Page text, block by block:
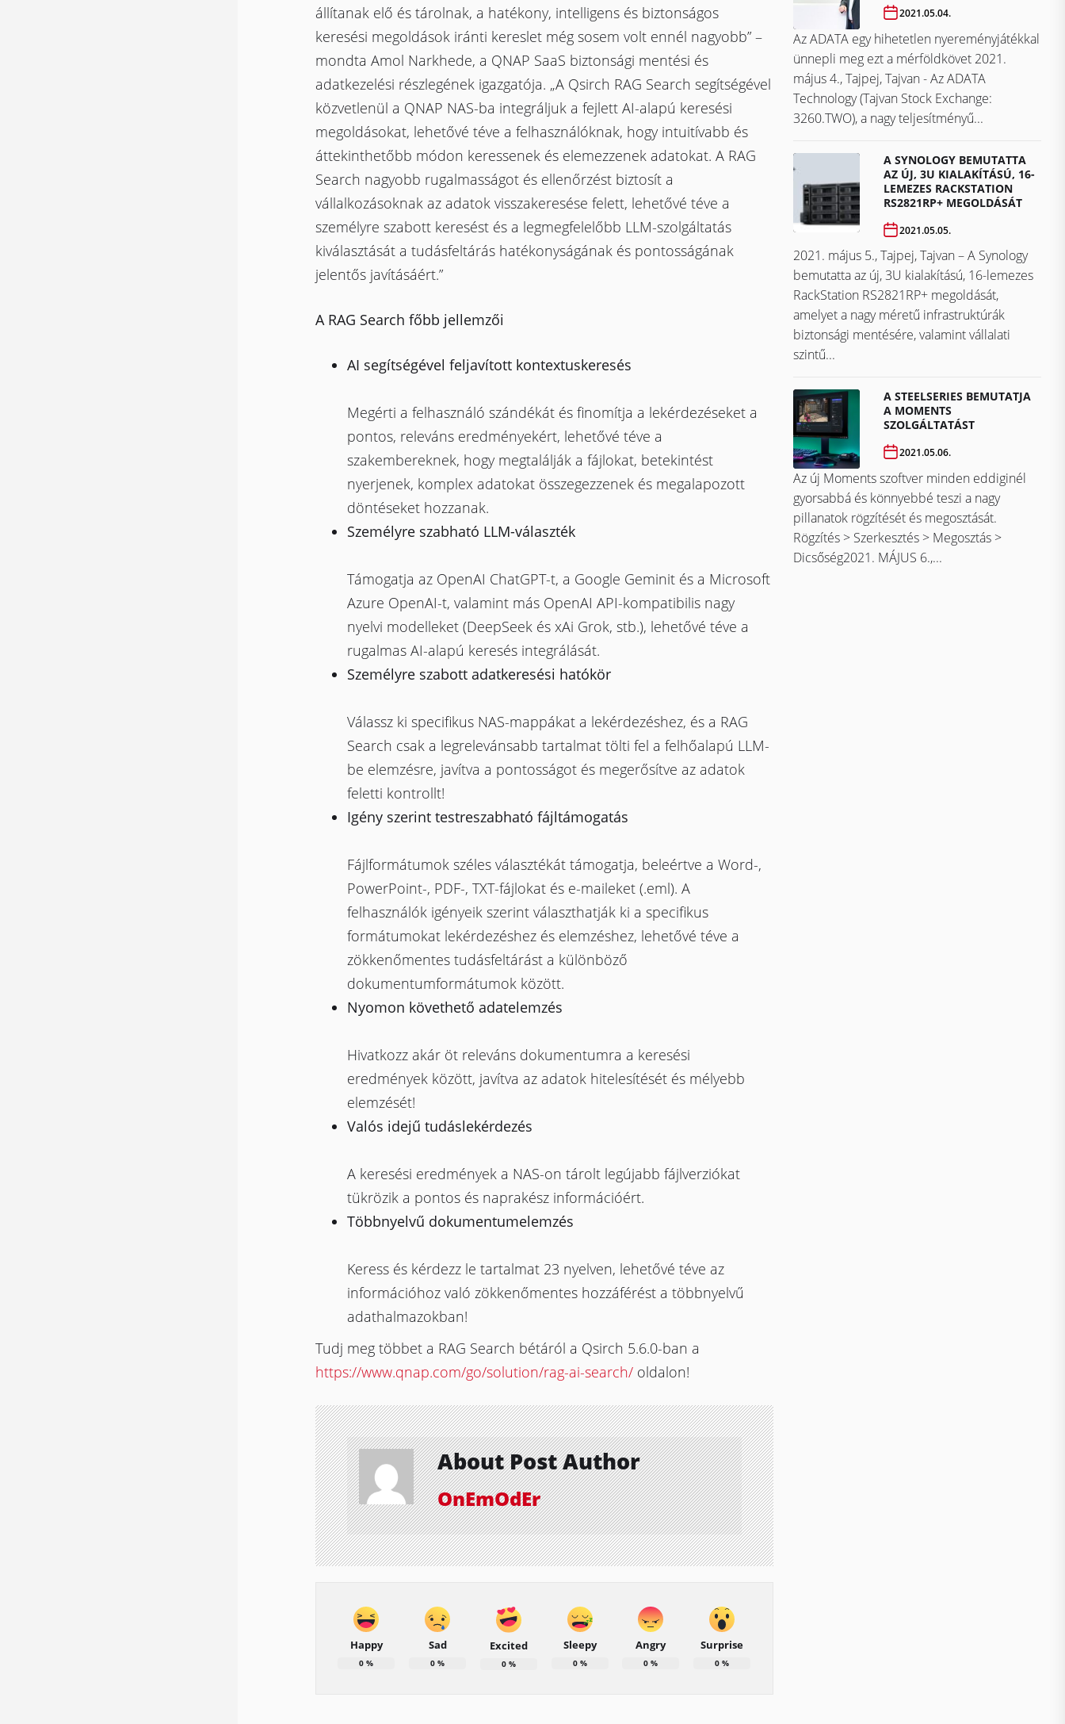
állítanak elő és tárolnak, a hatékony, intelligens és biztonságos
keresési megoldások iránti kereslet még sosem volt ennél nagyobb” –
mondta Amol Narkhede, a QNAP SaaS biztonsági mentési és
adatkezelési részlegének igazgatója. „A Qsirch RAG Search segítségével
közvetlenül a QNAP NAS-ba integráljuk a fejlett AI-alapú keresési
megoldásokat, lehetővé téve a felhasználóknak, hogy intuitívabb és
áttekinthetőbb módon keressenek és elemezzenek adatokat. A RAG
Search nagyobb rugalmasságot és ellenőrzést biztosít a
vállalkozásoknak az adatok visszakeresése felett, lehetővé téve a
személyre szabott keresést és a legmegfelelőbb LLM-szolgáltatás
kiválasztását a tudásfeltárás hatékonyságának és pontosságának
jelentős javításáért.”
A RAG Search főbb jellemzői
AI segítségével feljavított kontextuskeresés
Megérti a felhasználó szándékát és finomítja a lekérdezéseket a
pontos, releváns eredményekért, lehetővé téve a
szakembereknek, hogy megtalálják a fájlokat, betekintést
nyerjenek, komplex adatokat összegezzenek és megalapozott
döntéseket hozzanak.
Személyre szabható LLM-választék
Támogatja az OpenAI ChatGPT-t, a Google Geminit és a Microsoft
Azure OpenAI-t, valamint más OpenAI API-kompatibilis nagy
nyelvi modelleket (DeepSeek és xAi Grok, stb.), lehetővé téve a
rugalmas AI-alapú keresés integrálását.
Személyre szabott adatkeresési hatókör
Válassz ki specifikus NAS-mappákat a lekérdezéshez, és a RAG
Search csak a legrelevánsabb tartalmat tölti fel a felhőalapú LLM-
be elemzésre, javítva a pontosságot és megerősítve az adatok
feletti kontrollt!
Igény szerint testreszabható fájltámogatás
Fájlformátumok széles választékát támogatja, beleértve a Word-,
PowerPoint-, PDF-, TXT-fájlokat és e-maileket (.eml). A
felhasználók igényeik szerint választhatják ki a specifikus
formátumokat lekérdezéshez és elemzéshez, lehetővé téve a
zökkenőmentes tudásfeltárást a különböző
dokumentumformátumok között.
Nyomon követhető adatelemzés
Hivatkozz akár öt releváns dokumentumra a keresési
eredmények között, javítva az adatok hitelesítését és mélyebb
elemzését!
Valós idejű tudáslekérdezés
A keresési eredmények a NAS-on tárolt legújabb fájlverziókat
tükrözik a pontos és naprakész információért.
Többnyelvű dokumentumelemzés
Keress és kérdezz le tartalmat 23 nyelven, lehetővé téve az
információhoz való zökkenőmentes hozzáférést a többnyelvű
adathalmazokban!
Tudj meg többet a RAG Search bétáról a Qsirch 5.6.0-ban a
https://www.qnap.com/go/solution/rag-ai-search/oldalon!
About Post Author
OnEmOdEr
Happy
0 %
Sad
0 %
Excited
0%
Sleepy
0%
Angry
0 %
Surprise
0 %
2021.05.04.
Az ADATA egy hihetetlen nyereményjátékkal
ünnepli meg ezt a mérföldkövet ​​​​​​​2021.
május 4., Tajpej, Tajvan - Az ADATA
Technology (Tajvan Stock Exchange:
3260.TWO), a nagy teljesítményű...
A SYNOLOGY BEMUTATTA
AZ ÚJ, 3U KIALAKÍTÁSÚ, 16-
LEMEZES RACKSTATION
RS2821RP+ MEGOLDÁSÁT
2021.05.05.
2021. május 5., Tajpej, Tajvan – A Synology
bemutatta az új, 3U kialakítású, 16-lemezes
RackStation RS2821RP+ megoldását,
amelyet a nagy méretű infrastruktúrák
biztonsági mentésére, valamint vállalati
szintű...
A STEELSERIES BEMUTATJA
A MOMENTS
SZOLGÁLTATÁST
2021.05.06.
Az új Moments szoftver minden eddiginél
gyorsabbá és könnyebbé teszi a nagy
pillanatok rögzítését és megosztását.
Rögzítés > Szerkesztés > Megosztás >
Dicsőség2021. MÁJUS 6.,...